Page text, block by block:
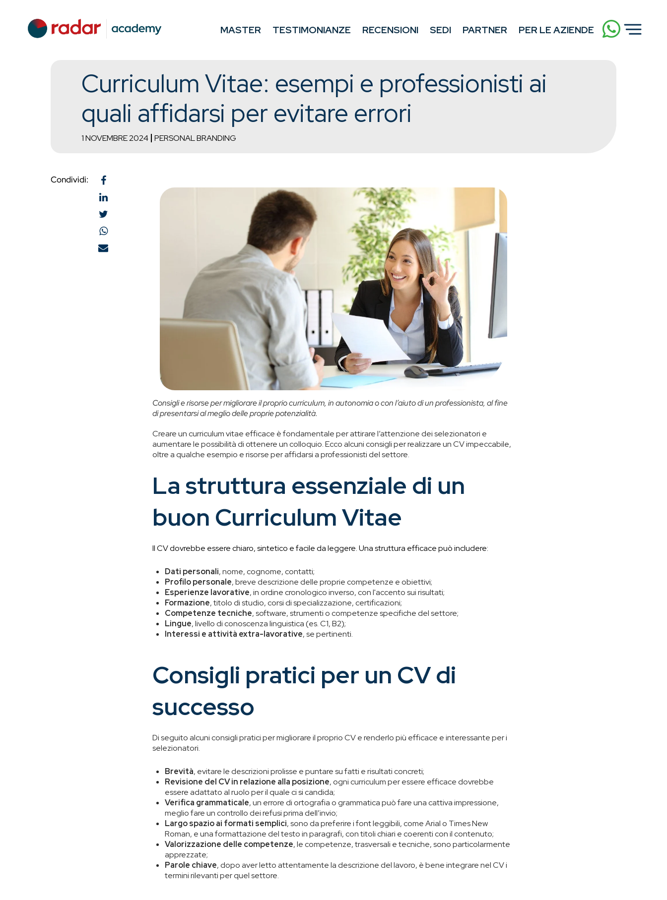
MASTER TESTIMONIANZE RECENSIONI SEDI PARTNER PER LE AZIENDE
Curriculum Vitae: esempi e professionisti ai
quali affidarsi per evitare errori
1 NOVEMBRE 2024 PERSONAL BRANDING
Consigli e risorse per migliorare il proprio curriculum, in autonomia o con l’aiuto di un professionista, al fine
di presentarsi al meglio delle proprie potenzialità.
Creare un curriculum vitae efficace è fondamentale per attirare l’attenzione dei selezionatori e
aumentare le possibilità di ottenere un colloquio. Ecco alcuni consigli per realizzare un CV impeccabile,
oltre a qualche esempio e risorse per affidarsi a professionisti del settore.
La struttura essenziale di un
buon Curriculum Vitae
Il CV dovrebbe essere chiaro, sintetico e facile da leggere. Una struttura efficace può includere:
Dati personali, nome, cognome, contatti;
Profilo personale, breve descrizione delle proprie competenze e obiettivi;
Esperienze lavorative, in ordine cronologico inverso, con l'accento sui risultati;
Formazione, titolo di studio, corsi di specializzazione, certificazioni;
Competenze tecniche, software, strumenti o competenze specifiche del settore;
Lingue, livello di conoscenza linguistica (es. C1, B2);
Interessi e attività extra-lavorative, se pertinenti.
Consigli pratici per un CV di
successo
Di seguito alcuni consigli pratici per migliorare il proprio CV e renderlo più efficace e interessante per i
selezionatori.
Brevità, evitare le descrizioni prolisse e puntare su fatti e risultati concreti;
Revisione del CV in relazione alla posizione, ogni curriculum per essere efficace dovrebbe
essere adattato al ruolo per il quale ci si candida;
Verifica grammaticale, un errore di ortografia o grammatica può fare una cattiva impressione,
meglio fare un controllo dei refusi prima dell’invio;
Largo spazio ai formati semplici, sono da preferire i font leggibili, come Arial o Times New
Roman, e una formattazione del testo in paragrafi, con titoli chiari e coerenti con il contenuto;
Valorizzazione delle competenze, le competenze, trasversali e tecniche, sono particolarmente
apprezzate;
Parole chiave, dopo aver letto attentamente la descrizione del lavoro, è bene integrare nel CV i
termini rilevanti per quel settore.
Condividi: